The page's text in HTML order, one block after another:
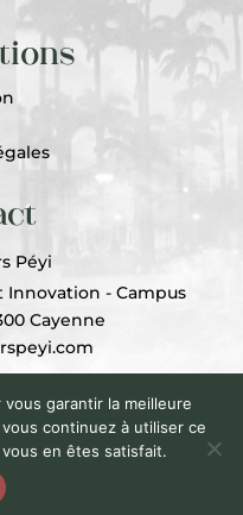
Péyi
- Campus
Cayenne
Réservés |
garantir la meilleure
continuez à utiliser ce
en êtes satisfait.